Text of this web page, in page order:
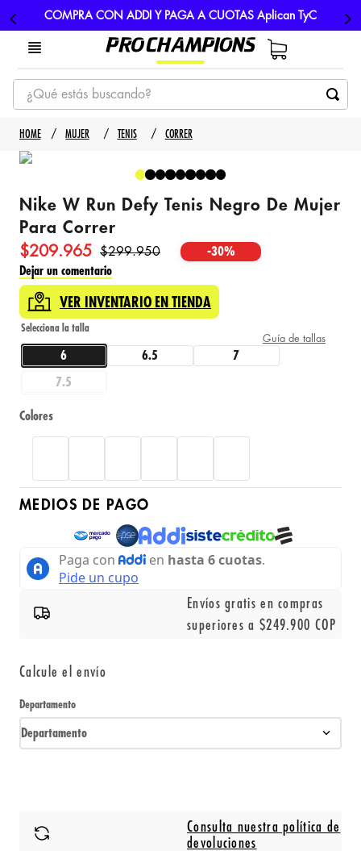
COMPRA CON ADDI Y PAGA A CUOTAS Aplican TyC
¿Qué estás buscando?
TÉRMINOS MÁS BUSCADOS
1
3. nike
4. guayos
5
MUJER TENIS CORRER
Nike W Run Defy Tenis Negro De Mujer
Para Correr
$209.965 $299.950 -30%
Dejar un comentario
VER INVENTARIO EN TIENDA
Guía de tallas
6 6.5 7
7.5
Colores
MEDIOS DE PAGO
Envíos gratis en compras
superiores a $249.900 COP
Calcule el envío
Departamento
Departamento
Consulta nuestra política de
devoluciones